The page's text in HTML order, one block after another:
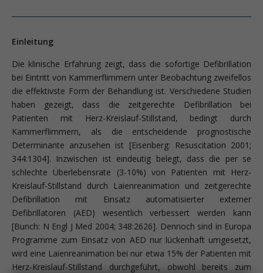
Einleitung
Die klinische Erfahrung zeigt, dass die sofortige Defibrillation
bei Eintritt von Kammerflimmern unter Beobachtung zweifellos
die effektivste Form der Behandlung ist. Verschiedene Studien
haben gezeigt, dass die zeitgerechte Defibrillation bei
Patienten mit Herz-Kreislauf-Stillstand, bedingt durch
Kammerflimmern, als die entscheidende prognostische
Determinante anzusehen ist [Eisenberg: Resuscitation 2001;
344:1304]. Inzwischen ist eindeutig belegt, dass die per se
schlechte Überlebensrate (3-10%) von Patienten mit Herz-
Kreislauf-Stillstand durch Laienreanimation und zeitgerechte
Defibrillation mit Einsatz automatisierter externer
Defibrillatoren (AED) wesentlich verbessert werden kann
[Bunch: N Engl J Med 2004; 348:2626]. Dennoch sind in Europa
Programme zum Einsatz von AED nur lückenhaft umgesetzt,
wird eine Laienreanimation bei nur etwa 15% der Patienten mit
Herz-Kreislauf-Stillstand durchgeführt, obwohl bereits zum